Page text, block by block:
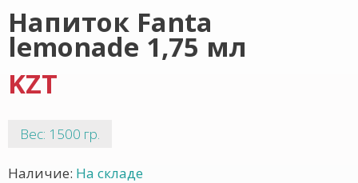
Напиток Fanta
lemonade 1,75 мл
KZT
Вес: 1500 гр.
Наличие: На складе